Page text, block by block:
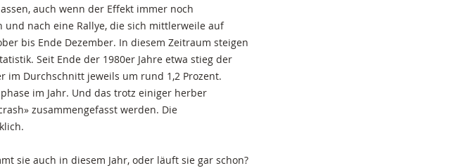
auch wenn der Effekt immer noch
nach eine Rallye, die sich mittlerweile auf
bis Ende Dezember. In diesem Zeitraum steigen
Seit Ende der 1980er Jahre etwa stieg der
im Durchschnitt jeweils um rund 1,2 Prozent.
im Jahr. Und das trotz einiger herber
zusammengefasst werden. Die
sie auch in diesem Jahr, oder läuft sie gar schon?